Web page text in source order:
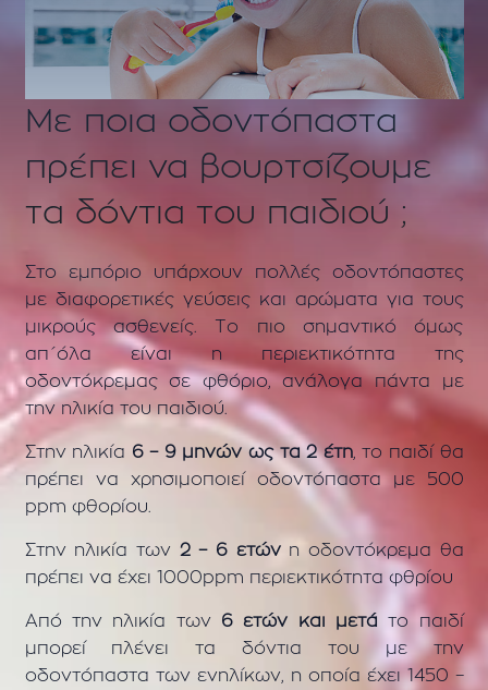
Με ποια οδοντόπαστα
πρέπει να βουρτσίζουμε
τα δόντια του παιδιού ;
Στο εμπόριο υπάρχουν πολλές οδοντόπαστες
με διαφορετικές γεύσεις και αρώματα για τους
μικρούς ασθενείς. Το πιο σημαντικό όμως
απ΄όλα είναι η περιεκτικότητα της
οδοντόκρεμας σε φθόριο, ανάλογα πάντα με
την ηλικία του παιδιού.
Στην ηλικία 6 – 9 μηνών ως τα 2 έτη, το παιδί θα
πρέπει να χρησιμοποιεί οδοντόπαστα με 500
ppm φθορίου.
Στην ηλικία των 2 – 6 ετών η οδοντόκρεμα θα
πρέπει να έχει 1000ppm περιεκτικότητα φθρίου
Από την ηλικία των 6 ετών και μετά το παιδί
μπορεί πλένει τα δόντια του με την
οδοντόπαστα των ενηλίκων, η οποία έχει 1450 –